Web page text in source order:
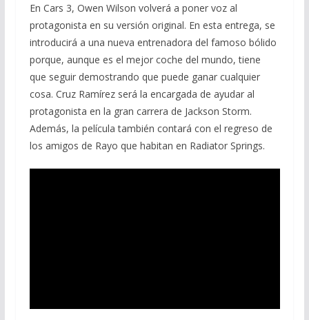
En Cars 3, Owen Wilson volverá a poner voz al
protagonista en su versión original. En esta entrega, se
introducirá a una nueva entrenadora del famoso bólido
porque, aunque es el mejor coche del mundo, tiene
que seguir demostrando que puede ganar cualquier
cosa. Cruz Ramírez será la encargada de ayudar al
protagonista en la gran carrera de Jackson Storm.
Además, la película también contará con el regreso de
los amigos de Rayo que habitan en Radiator Springs.